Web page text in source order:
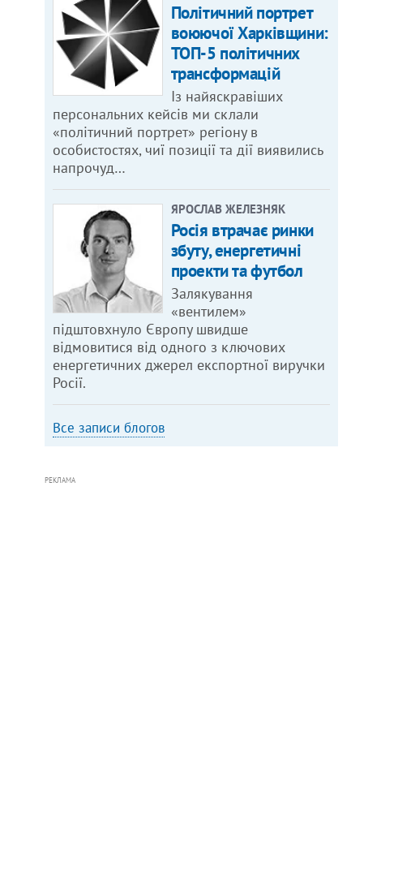
Політичний портрет
воюючої Харківщини:
ТОП-5 політичних
трансформацій
Із найяскравіших
персональних кейсів ми склали
«політичний портрет» регіону в
особистостях, чиї позиції та дії виявились
напрочуд…
ЯРОСЛАВ ЖЕЛЕЗНЯК
Росія втрачає ринки
збуту, енергетичні
проекти та футбол
Залякування
«вентилем»
підштовхнуло Європу швидше
відмовитися від одного з ключових
енергетичних джерел експортної виручки
Росії.
Все записи блогов
РЕКЛАМА